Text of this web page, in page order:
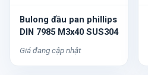
Bulong đầu pan phillips
DIN 7985 M3x40 SUS304
Giá đang cập nhật